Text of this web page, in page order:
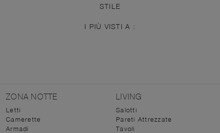
STILE
I PIÙ VISTI A :
ZONA NOTTE
Letti
Camerette
Armadi
LIVING
Salotti
Pareti Attrezzate
Tavoli